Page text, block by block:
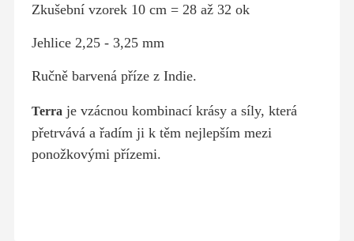
Zkušební vzorek 10 cm = 28 až 32 ok
Jehlice 2,25 - 3,25 mm
Ručně barvená příze z Indie.
Terra je vzácnou kombinací krásy a síly, která
přetrvává a řadím ji k těm nejlepším mezi
ponožkovými přízemi.